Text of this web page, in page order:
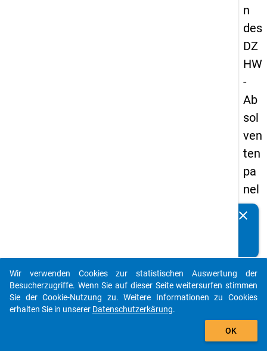
n
des
DZ
HW
-
Ab
sol
ven
ten
pa
nel
s
-
ers
te
clear
auto_stories
add_shopping_cart
Wir verwenden Cookies zur statistischen Auswertung der
Besucherzugriffe. Wenn Sie auf dieser Seite weitersurfen stimmen
Sie der Cookie-Nutzung zu. Weitere Informationen zu Cookies
erhalten Sie in unserer Datenschutzerkärung.
OK